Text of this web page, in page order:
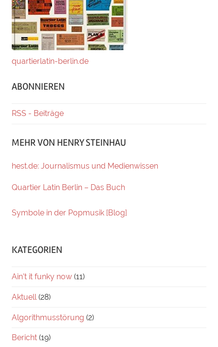
quartierlatin-berlin.de
ABONNIEREN
RSS - Beiträge
MEHR VON HENRY STEINHAU
hest.de: Journalismus und Medienwissen
Quartier Latin Berlin – Das Buch
Symbole in der Popmusik [Blog]
KATEGORIEN
Ain't it funky now (11)
Aktuell(28)
Algorithmusstörung (2)
Bericht (19)